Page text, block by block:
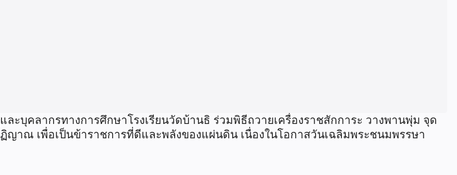
ะบุคลากรทางการศึกษาโรงเรียนวัดบ้านธิ ร่วมพิธีถวายเครื่องราชสักการะ วางพานพุ่ม จุด
ญาณ เพื่อเป็นข้าราชการที่ดีและพลังของแผ่นดิน เนื่องในโอกาสวันเฉลิมพระชนมพรรษา